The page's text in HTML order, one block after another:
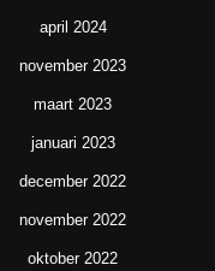
april 2024
november 2023
maart 2023
januari 2023
december 2022
november 2022
oktober 2022